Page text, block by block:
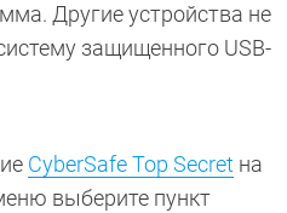
Другие устройства не
защищенного USB-
CyberSafe Top Secret на
выберите пункт